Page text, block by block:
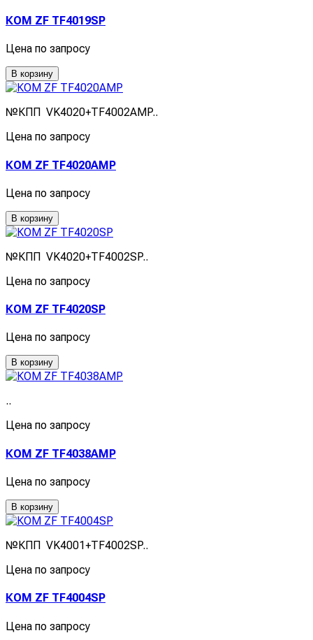
КОМ ZF TF4019SP
Цена по запросу
В корзину
№КПП VK4020+TF4002AMP..
Цена по запросу
КОМ ZF TF4020AMP
Цена по запросу
В корзину
№КПП VK4020+TF4002SP..
Цена по запросу
КОМ ZF TF4020SP
Цена по запросу
В корзину
..
Цена по запросу
КОМ ZF TF4038AMP
Цена по запросу
В корзину
№КПП VK4001+TF4002SP..
Цена по запросу
КОМ ZF TF4004SP
Цена по запросу